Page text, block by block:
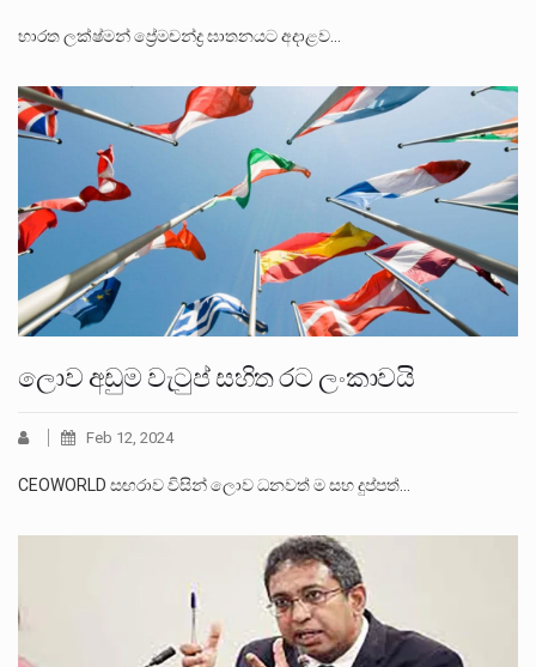
භාරත ලක්ෂ්මන් ප්‍රේමචන්ද්‍ර ඝාතනයට අදාළව…
ලොව අඩුම වැටුප් සහිත රට ලංකාවයි
Feb 12, 2024
CEOWORLD සඟරාව විසින් ලොව ධනවත් ම සහ දුප්පත්…